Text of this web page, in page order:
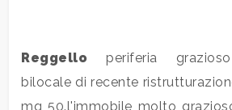
Reggello periferia
bilocale di recente
mq 50.l'immobile molto
Industriali